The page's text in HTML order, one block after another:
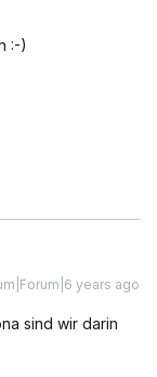
:-)
years ago
sind wir darin